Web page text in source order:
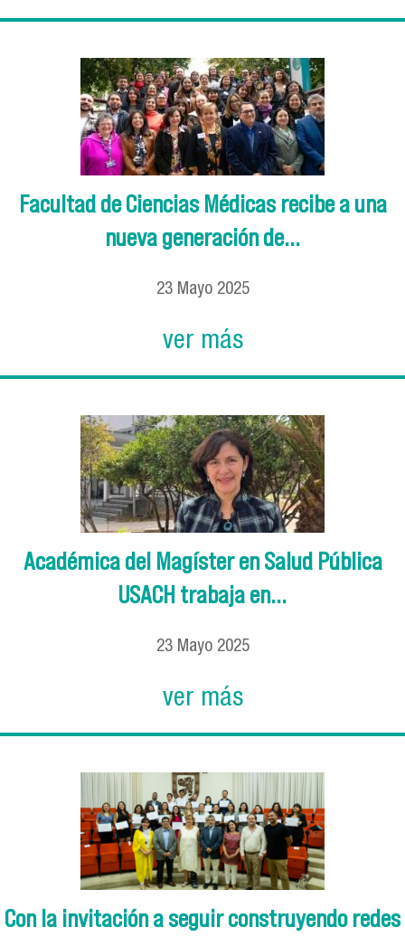
Facultad de Ciencias Médicas recibe a una
nueva generación de...
23 Mayo 2025
ver más
Académica del Magíster en Salud Pública
USACH trabaja en...
23 Mayo 2025
ver más
Con la invitación a seguir construyendo redes